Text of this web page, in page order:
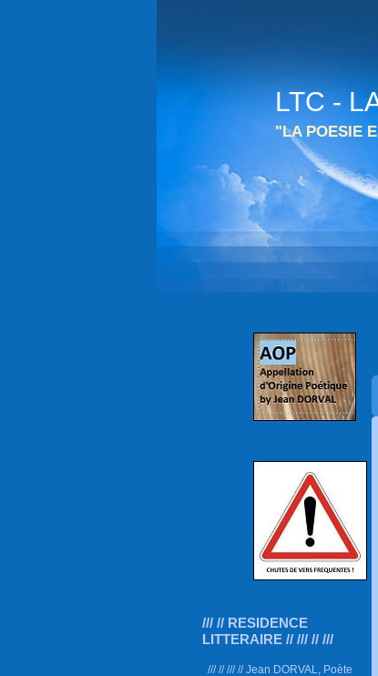
LTC -
"LA POESIE
/// // RESIDENCE
LITTERAIRE // /// // ///
/// // /// // Jean DORVAL, Poète